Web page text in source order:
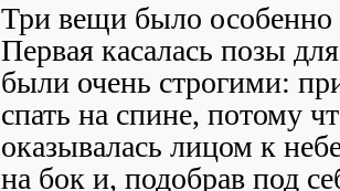
Три вещи было особенно
Первая касалась позы
были очень строгими:
спать на спине, потому
оказывалась лицом к
на бок и, подобрав под